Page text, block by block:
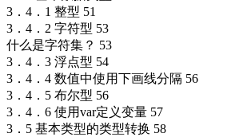
3．4．1 整型 51
3．4．2 字符型 53
什么是字符集？ 53
3．4．3 浮点型 54
3．4．4 数值中使用下画线分隔 56
3．4．5 布尔型 56
3．4．6 使用var定义变量 57
3．5 基本类型的类型转换 58